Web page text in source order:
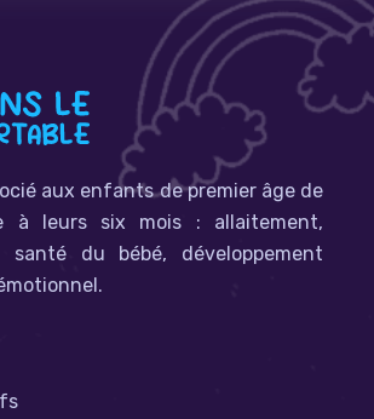
aux enfants de premier âge de
à leurs six mois : allaitement,
santé du bébé, développement